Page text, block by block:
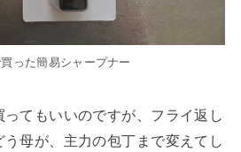
った簡易シャープナー
てもいいのですが、フライ返し
母が、主力の包丁まで変えてし